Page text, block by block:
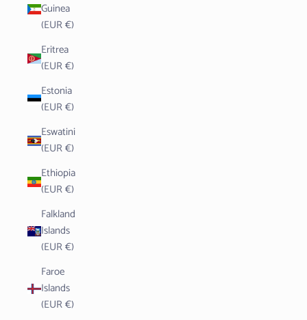
Guinea
(EUR €)
Eritrea
(EUR €)
Estonia
(EUR €)
Eswatini
(EUR €)
Ethiopia
(EUR €)
Falkland
Islands
(EUR €)
Faroe
Islands
(EUR €)